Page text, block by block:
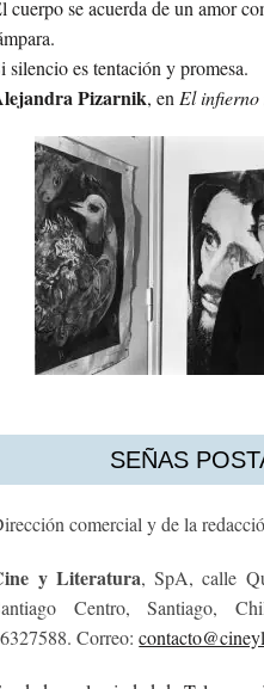
cuerpo se acuerda de un amor
silencio es tentación y promesa.
Pizarnik, enEl
SEÑAS
comercial y de la
y Literatura, SpA, calle
Centro, Santiago,
Correo: